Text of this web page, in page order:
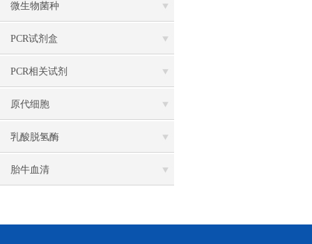
微生物菌种
PCR试剂盒
PCR相关试剂
原代细胞
乳酸脱氢酶
胎牛血清